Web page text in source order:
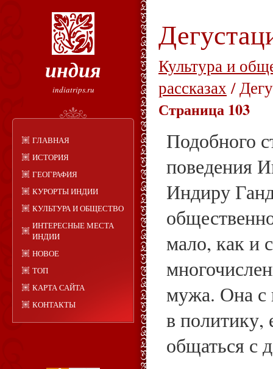
индия
indiatrips.ru
ГЛАВНАЯ
ИСТОРИЯ
ГЕОГРАФИЯ
КУРОРТЫ ИНДИИ
КУЛЬТУРА И ОБЩЕСТВО
ИНТЕРЕСНЫЕ МЕСТА
ИНДИИ
НОВОЕ
ТОП
КАРТА САЙТА
КОНТАКТЫ
Культура и
рассказах/
Страница 103
Подобного
поведения
Индиру
мало, как и
мужа. Она с
в политику,
общаться с